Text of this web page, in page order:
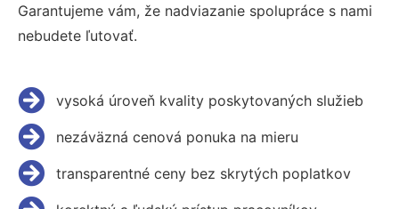
Garantujeme vám, že nadviazanie spolupráce s nami
nebudete ľutovať.
vysoká úroveň kvality poskytovaných služieb
nezáväzná cenová ponuka na mieru
transparentné ceny bez skrytých poplatkov